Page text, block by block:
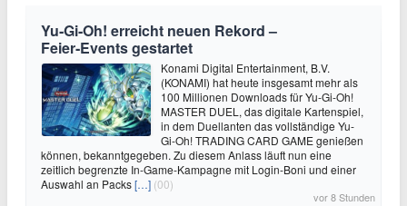
Yu‑Gi‑Oh! erreicht neuen Rekord –
Feier‑Events gestartet
Konami Digital Entertainment, B.V.
(KONAMI) hat heute insgesamt mehr als
100 Millionen Downloads für Yu-Gi-Oh!
MASTER DUEL, das digitale Kartenspiel,
in dem Duellanten das vollständige Yu-
Gi-Oh! TRADING CARD GAME genießen
können, bekanntgegeben. Zu diesem Anlass läuft nun eine
zeitlich begrenzte In-Game-Kampagne mit Login-Boni und einer
Auswahl an Packs[…] (00)
vor 8 Stunden